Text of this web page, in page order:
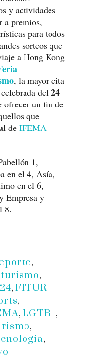
y actividades
a premios,
para todos
sorteos que
a Hong Kong
, la mayor cita
celebrada del 24
ofrecer un fin de
que
de IFEMA
1,
en el 4, Asía,
en el 6,
Empresa y
8.
,
,
, FITUR
,
, LGTB+,
,
,